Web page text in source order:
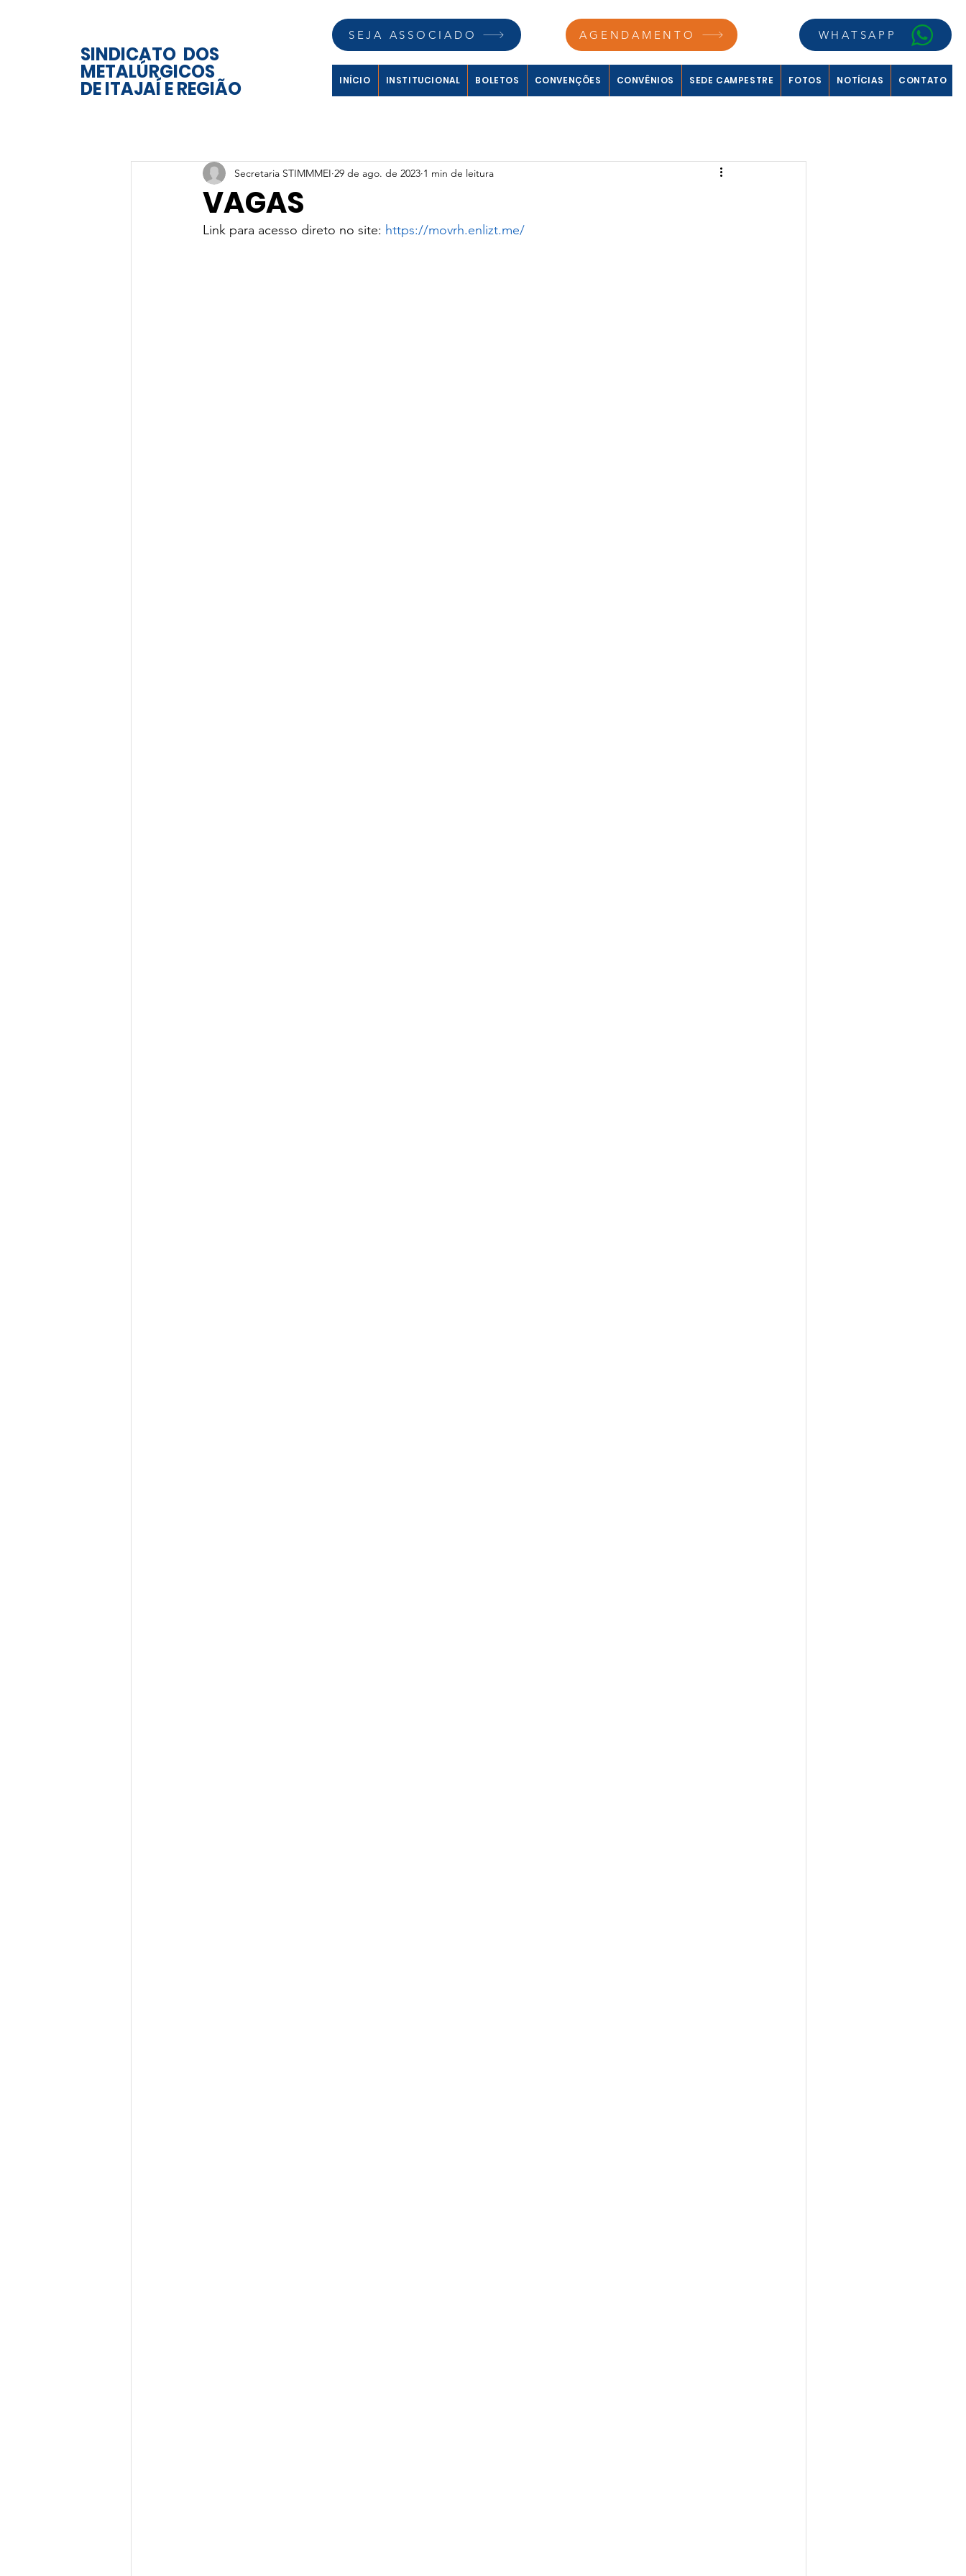
SINDICATO DOS
METALÚRGICOS
DE ITAJAÍ E REGIÃO
SEJA ASSOCIADO AGENDAMENTO WHATSAPP
INÍCIO INSTITUCIONAL BOLETOS CONVENÇÕES CONVÊNIOS SEDE CAMPESTRE FOTOS NOTÍCIAS CONTATO
VAGAS
Secretaria STIMMMEI 29 de ago. de 2023 1 min de leitura
Link para acesso direto no site: https://movrh.enlizt.me/